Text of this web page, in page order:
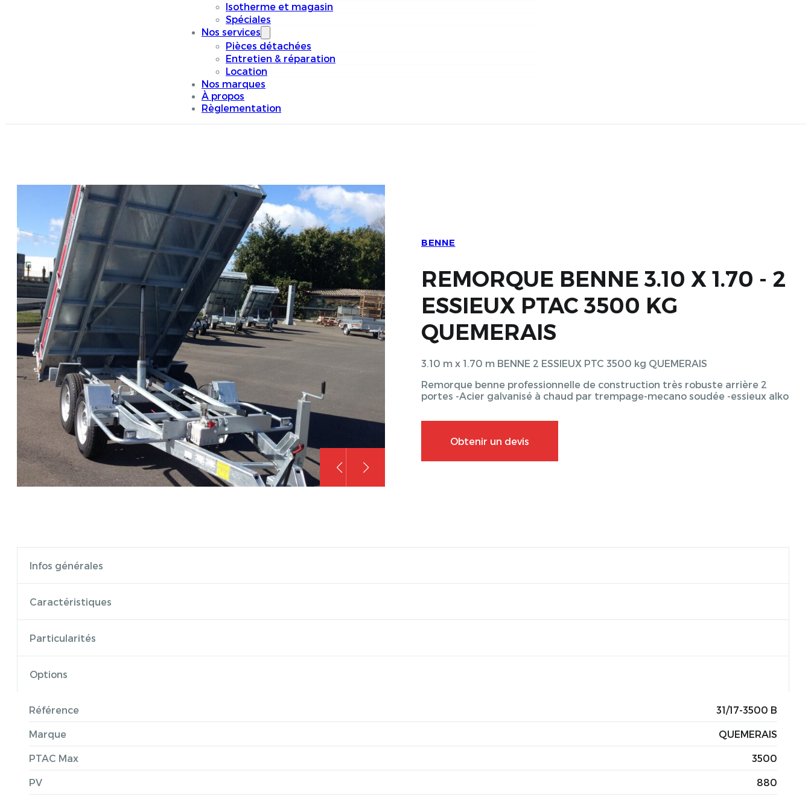
Isotherme et magasin
Spéciales
Nos services
Pièces détachées
Entretien & réparation
Location
Nos marques
À propos
Règlementation
BENNE
REMORQUE BENNE 3.10 X 1.70 - 2
ESSIEUX PTAC 3500 KG
QUEMERAIS
3.10 m x 1.70 m BENNE 2 ESSIEUX PTC 3500 kg QUEMERAIS
Remorque benne professionnelle de construction très robuste arrière 2
portes -Acier galvanisé à chaud par trempage-mecano soudée -essieux alko
Obtenir un devis
Infos générales
Caractéristiques
Particularités
Options
Référence 31/17-3500 B
Marque QUEMERAIS
PTAC Max 3500
PV 880